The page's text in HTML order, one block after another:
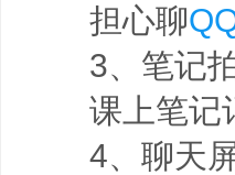
担心聊
3、笔记
课上笔记记
4、聊天